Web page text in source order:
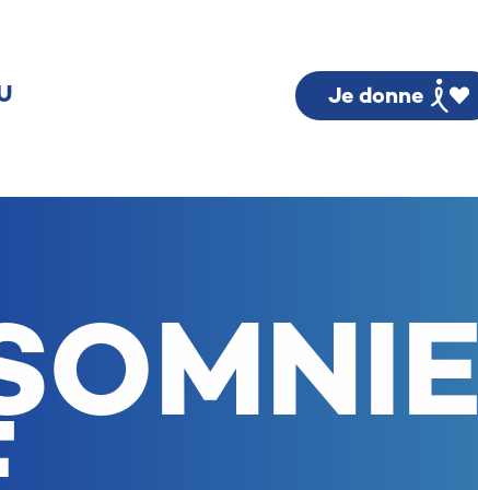
Je donne